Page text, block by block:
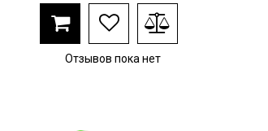
Отзывов пока нет